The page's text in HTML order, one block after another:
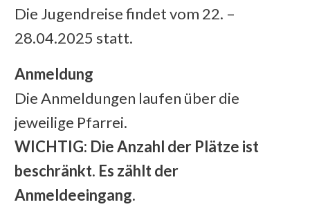
Die Jugendreise findet vom 22. –
28.04.2025 statt.
Anmeldung
Die Anmeldungen laufen über die
jeweilige Pfarrei.
WICHTIG: Die Anzahl der Plätze ist
beschränkt. Es zählt der
Anmeldeeingang.